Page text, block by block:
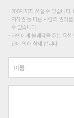
200자까지 쓰실 수 있습니
저작권 등 다른 사람의 권리
수 있습니다.
타인에게 불쾌감을 주는 욕
단에 의해 삭제 합니다.